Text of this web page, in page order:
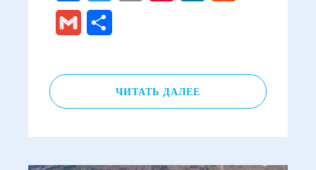
Gmail
ЧИТАТЬ ДАЛЕЕ